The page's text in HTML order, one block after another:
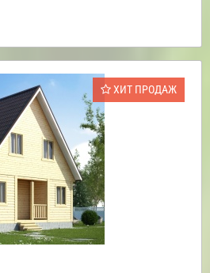
ХИТ ПРОДАЖ